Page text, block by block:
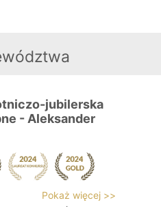
jubilerska
- Aleksander
Pokaż więcej >>